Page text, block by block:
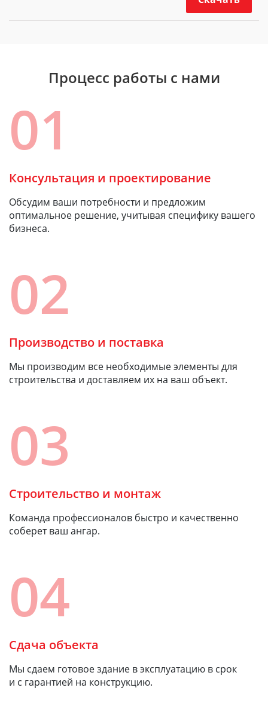
Процесс работы с нами
01
Консультация и проектирование
Обсудим ваши потребности и предложим
оптимальное решение, учитывая специфику вашего
бизнеса.
02
Производство и поставка
Мы производим все необходимые элементы для
строительства и доставляем их на ваш объект.
03
Строительство и монтаж
Команда профессионалов быстро и качественно
соберет ваш ангар.
04
Сдача объекта
Мы сдаем готовое здание в эксплуатацию в срок
и с гарантией на конструкцию.